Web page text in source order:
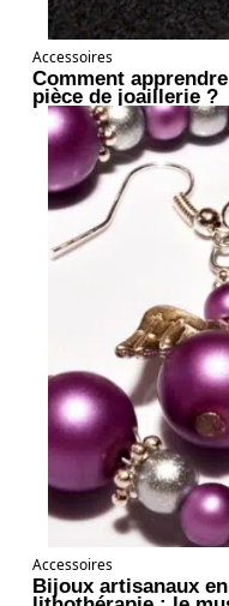
Accessoires
Comment
pièce de joaillerie ?
Accessoires
Bijoux artisanaux